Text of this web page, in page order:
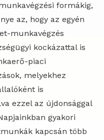
formákig,
az, hogy az egyén
munkavégzés
kockázattal is
piaci
melyekhez
is
ezzel az újdonsággal
gyakori
kapcsán több